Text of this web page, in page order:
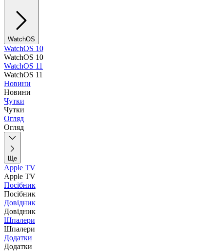
WatchOS
WatchOS 10
WatchOS 10
WatchOS 11
WatchOS 11
Новини
Новини
Чутки
Чутки
Огляд
Огляд
Ще
Apple TV
Apple TV
Посібник
Посібник
Довідник
Довідник
Шпалери
Шпалери
Додатки
Додатки